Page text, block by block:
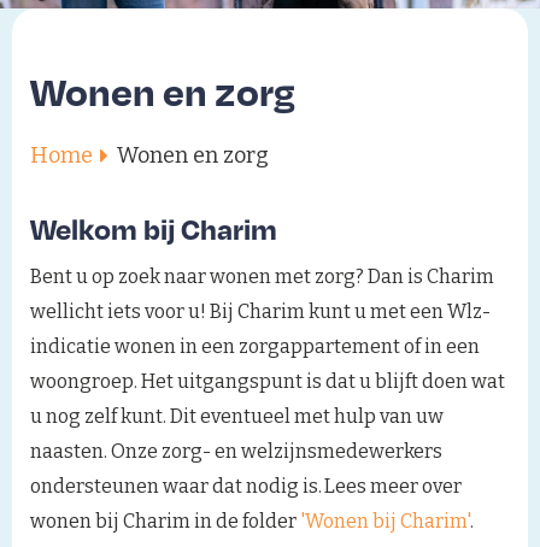
Wonen en zorg
Home Wonen en zorg
Welkom bij Charim
Bent u op zoek naar wonen met zorg? Dan is Charim
wellicht iets voor u! Bij Charim kunt u met een Wlz-
indicatie wonen in een zorgappartement of in een
woongroep. Het uitgangspunt is dat u blijft doen wat
u nog zelf kunt. Dit eventueel met hulp van uw
naasten. Onze zorg- en welzijnsmedewerkers
ondersteunen waar dat nodig is. Lees meer over
wonen bij Charim in de folder 'Wonen bij Charim'.